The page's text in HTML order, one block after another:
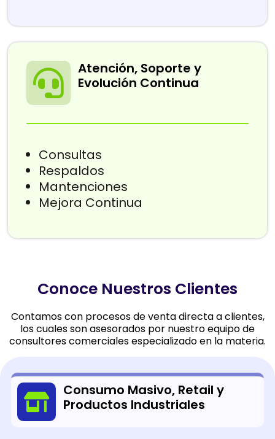
Atención, Soporte y
Evolución Continua
Consultas
Respaldos
Mantenciones
Mejora Continua
Conoce Nuestros Clientes
Contamos con procesos de venta directa a clientes,
los cuales son asesorados por nuestro equipo de
consultores comerciales especializado en la materia.
Consumo Masivo, Retail y
Productos Industriales